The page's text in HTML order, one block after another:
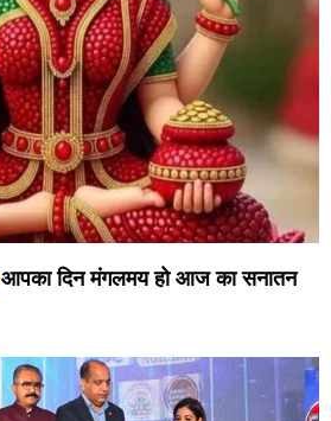
आपका दिन मंगलमय हो आज का सनातन